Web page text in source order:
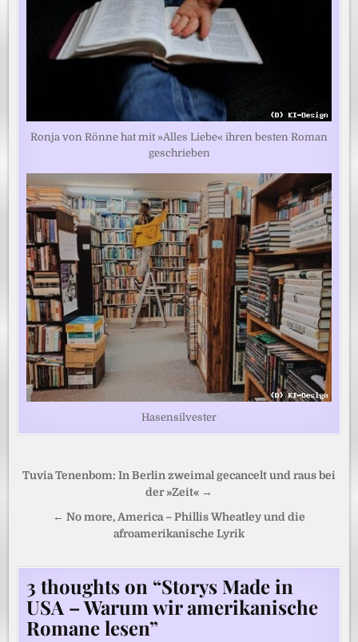
Ronja von Rönne hat mit »Alles Liebe« ihren besten Roman
geschrieben
Hasensilvester
Beitragsnavigation
Tuvia Tenenbom: In Berlin zweimal gecancelt und raus bei
der »Zeit« →
← No more, America – Phillis Wheatley und die
afroamerikanische Lyrik
3 thoughts on “Storys Made in
USA – Warum wir amerikanische
Romane lesen”